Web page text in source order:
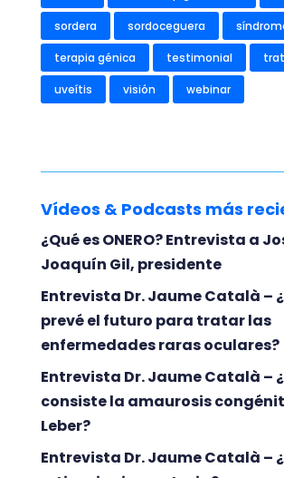
sordera sordoceguera
terapia génica testimonial
uveítis visión webinar
Vídeos & Podcasts más
¿Qué es ONERO? Entrevista a
Joaquín Gil, presidente
Entrevista Dr. Jaume Català –
prevé el futuro para tratar las
enfermedades raras oculares?
Entrevista Dr. Jaume Català –
consiste la amaurosis
Leber?
Entrevista Dr. Jaume Català –